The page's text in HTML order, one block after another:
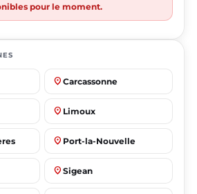
pour le moment.
place Carcassonne
place Limoux
place Port-la-Nouvelle
place Sigean